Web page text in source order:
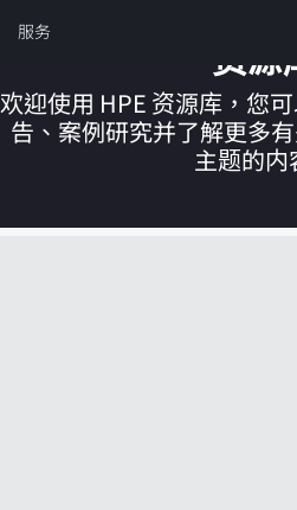
目
录服务
您的购物车
资源
欢迎使用 HPE 资源库，您
告、案例研究并了解更多
主题的内